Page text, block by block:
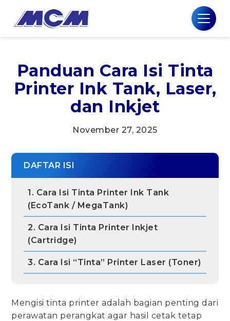
Panduan Cara Isi Tinta
Printer Ink Tank, Laser,
dan Inkjet
November 27, 2025
DAFTAR ISI
1. Cara Isi Tinta Printer Ink Tank
(EcoTank / MegaTank)
2. Cara Isi Tinta Printer Inkjet
(Cartridge)
3. Cara Isi “Tinta” Printer Laser (Toner)
Mengisi tinta printer adalah bagian penting dari
perawatan perangkat agar hasil cetak tetap